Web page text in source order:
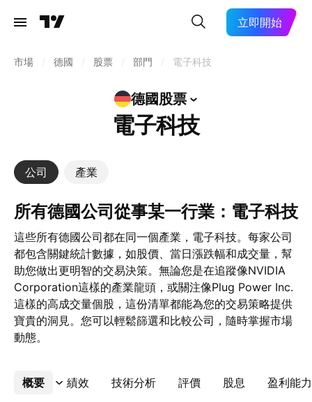
立即開始
市場 德國 股票 部門 電子科技
德國股票
電子科技
公司 產業
所有德國公司從事某一行業：電子科技
這些所有德國公司都在同一個產業，電子科技。每家公司
都包含關鍵統計數據，如股價、當日漲跌幅和成交量，幫
助您做出更明智的交易決策。無論您是在追蹤像NVIDIA
Corporation這樣的產業龍頭，或關注像Plug Power Inc.
這樣的高成交量個股，這份清單都能為您的交易策略提供
寶貴的洞見。您可以輕鬆篩選和比較公司，隨時掌握市場
動態。
概要 績效 技術分析 評價 股息 盈利能力
更多